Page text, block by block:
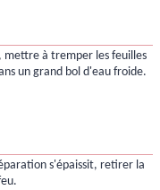
mettre à tremper les feuilles
un grand bol d'eau froide.
s'épaissit, retirer la